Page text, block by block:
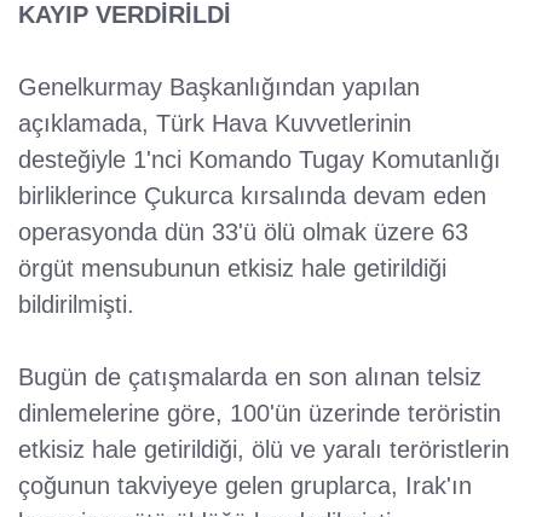
KAYIP VERDİRİLDİ
Genelkurmay Başkanlığından yapılan
açıklamada, Türk Hava Kuvvetlerinin
desteğiyle 1'nci Komando Tugay Komutanlığı
birliklerince Çukurca kırsalında devam eden
operasyonda dün 33'ü ölü olmak üzere 63
örgüt mensubunun etkisiz hale getirildiği
bildirilmişti.
Bugün de çatışmalarda en son alınan telsiz
dinlemelerine göre, 100'ün üzerinde teröristin
etkisiz hale getirildiği, ölü ve yaralı teröristlerin
çoğunun takviyeye gelen gruplarca, Irak'ın